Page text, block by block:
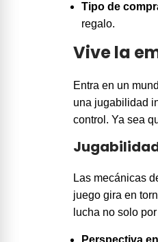
Tipo de
regalo.
Vive la
Entra en un
una jugabilidad
control. Ya sea
Las mecánicas
juego gira en
lucha no solo
Perspectiva